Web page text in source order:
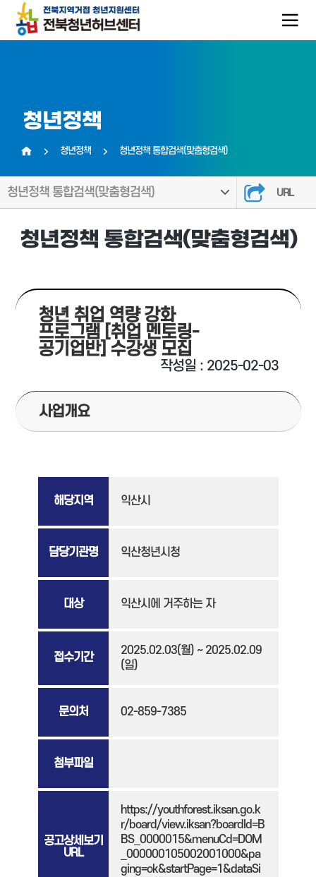
청년정책
청년정책 청년정책 통합검색(맞춤형검색)
청년정책 통합검색(맞춤형검색) URL
청년정책 통합검색(맞춤형검색)
청년 취업 역량 강화
프로그램 [취업 멘토링-
공기업반] 수강생 모집
작성일 : 2025-02-03
사업개요
해당지역 익산시
담당기관명 익산청년시청
대상 익산시에 거주하는 자
접수기간
2025.02.03(월) ~ 2025.02.09
(일)
문의처 02-859-7385
첨부파일
공고상세보기
URL
https://youthforest.iksan.go.k
r/board/view.iksan?boardId=B
BS_0000015&menuCd=DOM
_000000105002001000&pa
ging=ok&startPage=1&dataSi